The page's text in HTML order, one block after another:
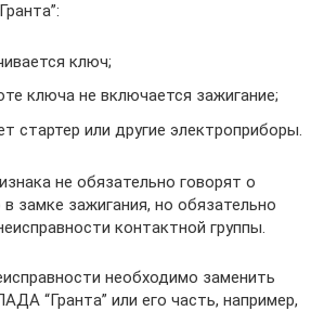
ключ;
ключа не включается зажигание;
стартер или другие электроприборы.
не обязательно говорят о
замке зажигания, но обязательно
контактной группы.
необходимо заменить
“Гранта” или его часть, например,